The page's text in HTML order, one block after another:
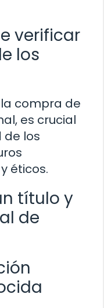
verificar
los
compra de
es crucial
de los
éticos.
título y
de